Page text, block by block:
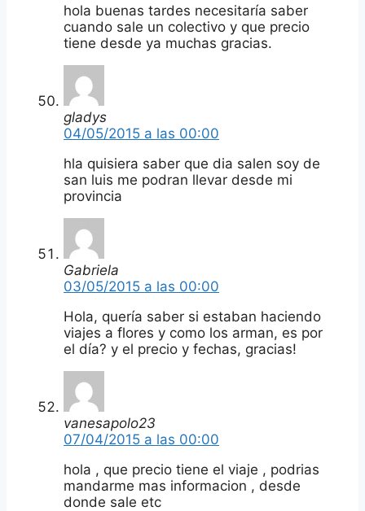
hola buenas tardes necesitaría saber
cuando sale un colectivo y que precio
tiene desde ya muchas gracias.
gladys
04/05/2015 a las 00:00
hla quisiera saber que dia salen soy de
san luis me podran llevar desde mi
provincia
Gabriela
03/05/2015 a las 00:00
Hola, quería saber si estaban haciendo
viajes a flores y como los arman, es por
el día? y el precio y fechas, gracias!
vanesapolo23
07/04/2015 a las 00:00
hola , que precio tiene el viaje , podrias
mandarme mas informacion , desde
donde sale etc